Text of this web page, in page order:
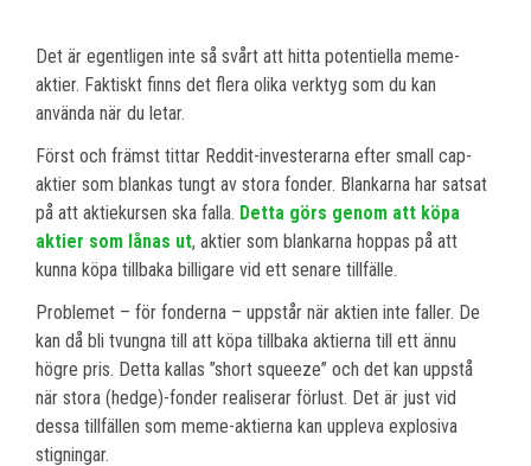
Det är egentligen inte så svårt att hitta potentiella meme-
aktier. Faktiskt finns det flera olika verktyg som du kan
använda när du letar.
Först och främst tittar Reddit-investerarna efter small cap-
aktier som blankas tungt av stora fonder. Blankarna har satsat
på att aktiekursen ska falla. Detta görs genom att köpa
aktier som lånas ut, aktier som blankarna hoppas på att
kunna köpa tillbaka billigare vid ett senare tillfälle.
Problemet – för fonderna – uppstår när aktien inte faller. De
kan då bli tvungna till att köpa tillbaka aktierna till ett ännu
högre pris. Detta kallas ”short squeeze” och det kan uppstå
när stora (hedge)-fonder realiserar förlust. Det är just vid
dessa tillfällen som meme-aktierna kan uppleva explosiva
stigningar.